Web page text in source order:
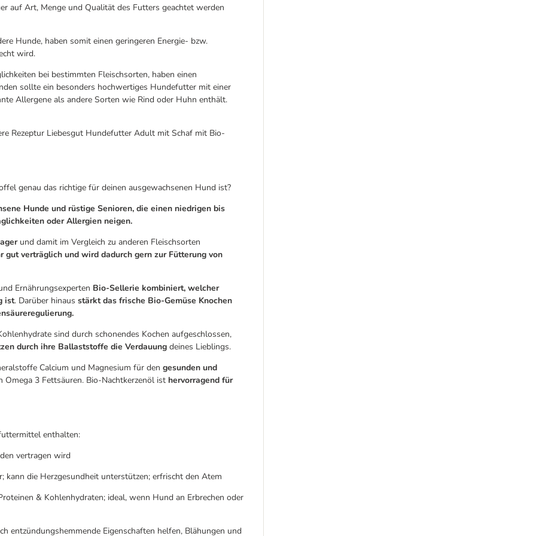
auf Art, Menge und Qualität des Futters geachtet werden
Hunde, haben somit einen geringeren Energie- bzw.
wird.
bei bestimmten Fleischsorten, haben einen
sollte ein besonders hochwertiges Hundefutter mit einer
Allergene als andere Sorten wie Rind oder Huhn enthält.
Rezeptur Liebesgut Hundefutter Adult mit Schaf mit Bio-
genau das richtige für deinen ausgewachsenen Hund ist?
Hunde und rüstige Senioren, die einen niedrigen bis
oder Allergien neigen.
und damit im Vergleich zu anderen Fleischsorten
gut verträglich und wird dadurch gern zur Fütterung von
Ernährungsexperten Bio-Sellerie kombiniert, welcher
ist. Darüber hinaus stärkt das frische Bio-Gemüse Knochen
sind durch schonendes Kochen aufgeschlossen,
durch ihre Ballaststoffe die Verdauung deines Lieblings.
Calcium und Magnesium für den gesunden und
3 Fettsäuren. Bio-Nachtkerzenöl ist hervorragend für
enthalten:
vertragen wird
die Herzgesundheit unterstützen; erfrischt den Atem
& Kohlenhydraten; ideal, wenn Hund an Erbrechen oder
entzündungshemmende Eigenschaften helfen, Blähungen und